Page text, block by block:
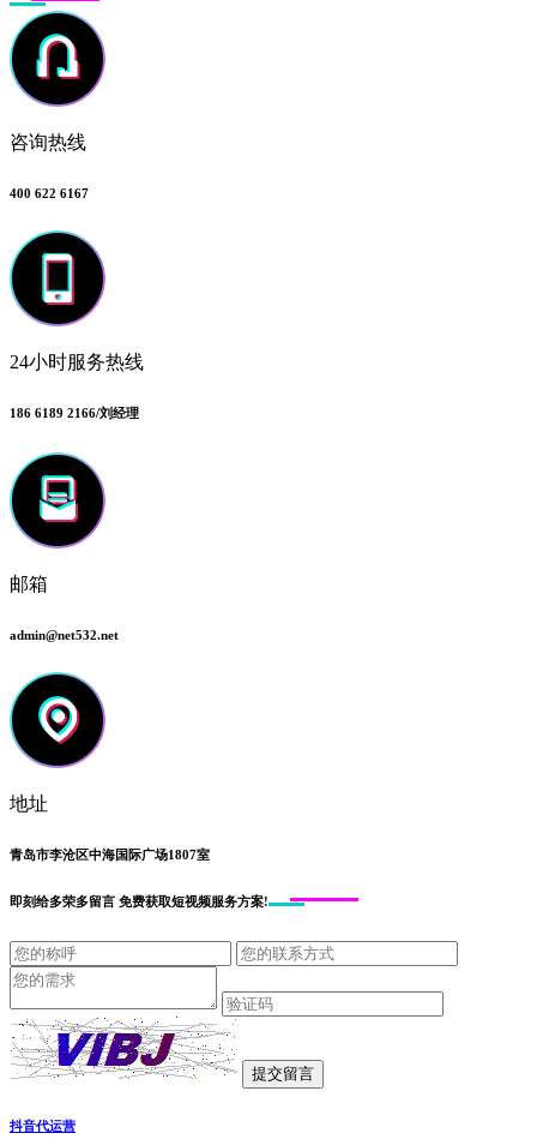
咨询热线
400 622 6167
24小时服务热线
186 6189 2166/刘经理
邮箱
admin@net532.net
地址
青岛市李沧区中海国际广场1807室
即刻给多荣多留言 免费获取短视频服务方案!
抖音代运营